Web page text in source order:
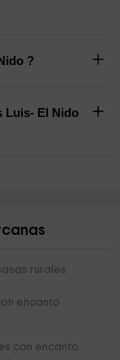
?
Luis- El Nido
rurales
encanto
con encanto